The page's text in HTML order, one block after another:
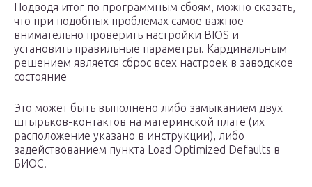
Подводя итог по программным сбоям, можно сказать,
что при подобных проблемах самое важное —
внимательно проверить настройки BIOS и
установить правильные параметры. Кардинальным
решением является сброс всех настроек в заводское
состояние
Это может быть выполнено либо замыканием двух
штырьков-контактов на материнской плате (их
расположение указано в инструкции), либо
задействованием пункта Load Optimized Defaults в
БИОС.